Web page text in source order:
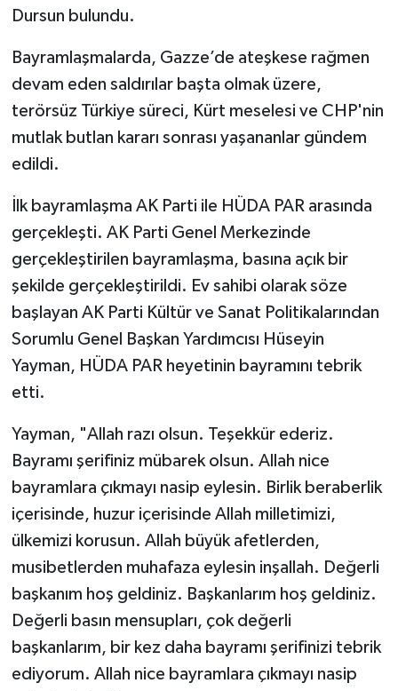
Dursun bulundu.
Bayramlaşmalarda, Gazze’de ateşkese rağmen
devam eden saldırılar başta olmak üzere,
terörsüz Türkiye süreci, Kürt meselesi ve CHP'nin
mutlak butlan kararı sonrası yaşananlar gündem
edildi.
İlk bayramlaşma AK Parti ile HÜDA PAR arasında
gerçekleşti. AK Parti Genel Merkezinde
gerçekleştirilen bayramlaşma, basına açık bir
şekilde gerçekleştirildi. Ev sahibi olarak söze
başlayan AK Parti Kültür ve Sanat Politikalarından
Sorumlu Genel Başkan Yardımcısı Hüseyin
Yayman, HÜDA PAR heyetinin bayramını tebrik
etti.
Yayman, "Allah razı olsun. Teşekkür ederiz.
Bayramı şerifiniz mübarek olsun. Allah nice
bayramlara çıkmayı nasip eylesin. Birlik beraberlik
içerisinde, huzur içerisinde Allah milletimizi,
ülkemizi korusun. Allah büyük afetlerden,
musibetlerden muhafaza eylesin inşallah. Değerli
başkanım hoş geldiniz. Başkanlarım hoş geldiniz.
Değerli basın mensupları, çok değerli
başkanlarım, bir kez daha bayramı şerifinizi tebrik
ediyorum. Allah nice bayramlara çıkmayı nasip